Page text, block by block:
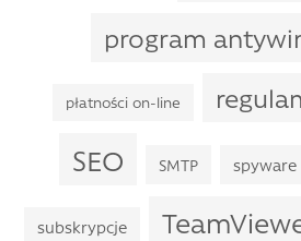
program
płatności on-line
SEO SMTP spyware
subskrypcje